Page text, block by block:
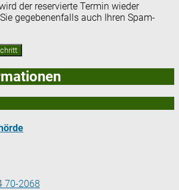
der reservierte Termin wieder
gegebenenfalls auch Ihren Spam-
70-2068